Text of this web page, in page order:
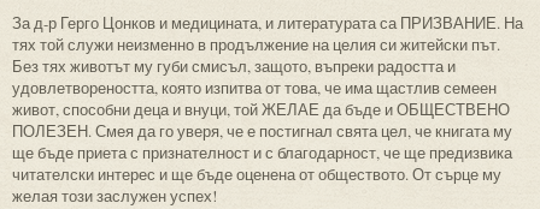
За д-р Герго Цонков и медицината, и литературата са ПРИЗВАНИЕ. На
тях той служи неизменно в продължение на целия си житейски път.
Без тях животът му губи смисъл, защото, въпреки радостта и
удовлетвореността, която изпитва от това, че има щастлив семеен
живот, способни деца и внуци, той ЖЕЛАЕ да бъде и ОБЩЕСТВЕНО
ПОЛЕЗЕН. Смея да го уверя, че е постигнал свята цел, че книгата му
ще бъде приета с признателност и с благодарност, че ще предизвика
читателски интерес и ще бъде оценена от обществото. От сърце му
желая този заслужен успех!